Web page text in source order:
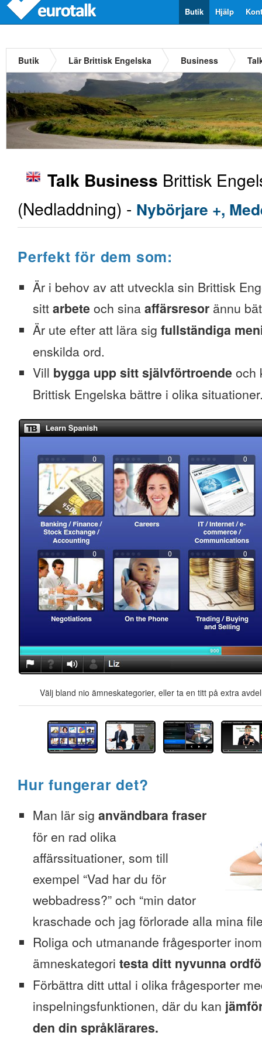
Hjälp
Butik
Butik Lär Brittisk Engelska Business
Talk Business Brittisk
(Nedladdning) - Nybörjare +,
Perfekt för dem som:
Är i behov av att utveckla sin Brittisk
sitt arbete och sina affärsresor ännu
Är ute efter att lära sig fullständiga
enskilda ord.
Vill bygga upp sitt självförtroende och
Brittisk Engelska bättre i olika
Välj bland nio ämneskategorier, eller ta en titt på extra
Hur fungerar det?
Man lär sig användbara fraser
för en rad olika
affärssituationer, som till
exempel “Vad har du för
webbadress?” och “min dator
kraschade och jag förlorade alla mina
Roliga och utmanande frågesporter
ämneskategori testa ditt nyvunna
Förbättra ditt uttal i olika frågesporter
inspelningsfunktionen, där du kan
den din språklärares.